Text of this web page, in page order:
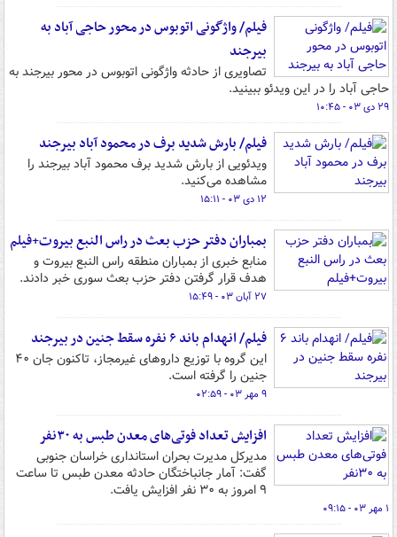
فیلم/ واژگونی اتوبوس در محور حاجی آباد به
بیرجند
تصاویری از حادثه واژگونی اتوبوس در محور بیرجند به
حاجی آباد را در این ویدئو ببینید.
۲۹ دی ۰۳ - ۱۰:۴۵
فیلم/ بارش شدید برف در محمود آباد بیرجند
ویدئویی از بارش شدید برف محمود آباد بیرجند را
مشاهده می‌کنید.
۱۲ دی ۰۳ - ۱۵:۱۱
بمباران دفتر حزب بعث در راس النبع بیروت+فیلم
منابع خبری از بمباران منطقه راس النبع بیروت و
هدف قرار گرفتن دفتر حزب بعث سوری خبر دادند.
۲۷ آبان ۰۳ - ۱۵:۴۹
فیلم/ انهدام باند ۶ نفره سقط جنین در بیرجند
این گروه با توزیع داروهای غیرمجاز، تاکنون جان ۴۰
جنین را گرفته است.
۹ مهر ۰۳ - ۰۲:۵۹
افزایش تعداد فوتی‌های معدن طبس به ۳۰نفر
مدیرکل مدیرت بحران استانداری خراسان جنوبی
گفت: آمار جانباختگان حادثه معدن طبس تا ساعت
۹ امروز به ۳۰ نفر افزایش یافت.
۱ مهر ۰۳ - ۰۹:۱۵